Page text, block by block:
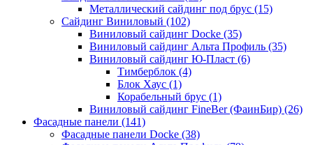
Металлический сайдинг под брус (15)
Сайдинг Виниловый (102)
Виниловый сайдинг Docke (35)
Виниловый сайдинг Альта Профиль (35)
Виниловый сайдинг Ю-Пласт (6)
Тимберблок (4)
Блок Хаус (1)
Корабельный брус (1)
Виниловый сайдинг FineBer (ФаинБир) (26)
Фасадные панели (141)
Фасадные панели Docke (38)